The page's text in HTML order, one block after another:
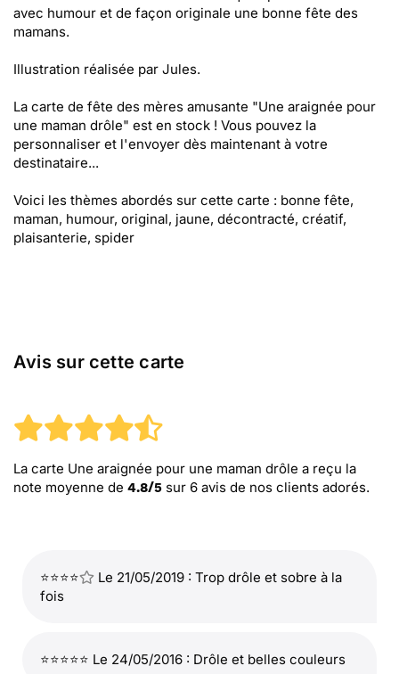
avec humour et de façon originale une bonne fête des
mamans.
Illustration réalisée par Jules.
La carte de fête des mères amusante "Une araignée pour
une maman drôle" est en stock ! Vous pouvez la
personnaliser et l'envoyer dès maintenant à votre
destinataire...
Voici les thèmes abordés sur cette carte : bonne fête,
maman, humour, original, jaune, décontracté, créatif,
plaisanterie, spider
Avis sur cette carte
La carte Une araignée pour une maman drôle a reçu la
note moyenne de 4.8/5 sur 6 avis de nos clients adorés.
⭐⭐⭐⭐
Le 21/05/2019 : Trop drôle et sobre à la
fois
⭐⭐⭐⭐⭐ Le 24/05/2016 : Drôle et belles couleurs